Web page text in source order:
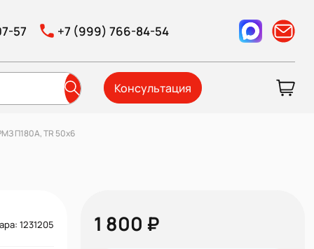
57 +7 (999) 766-84-54
Консультация
П180А, TR 50х6
1231205 1 800 ₽